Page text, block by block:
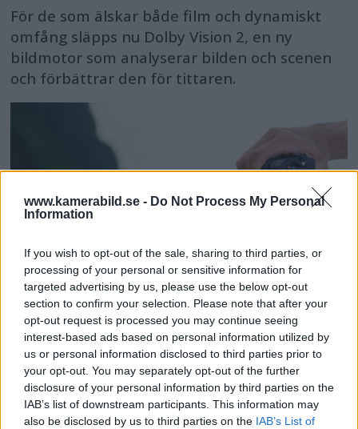
www.kamerabild.se - Do Not Process My Personal
Information
If you wish to opt-out of the sale, sharing to third parties, or
processing of your personal or sensitive information for
targeted advertising by us, please use the below opt-out
section to confirm your selection. Please note that after your
opt-out request is processed you may continue seeing
interest-based ads based on personal information utilized by
us or personal information disclosed to third parties prior to
your opt-out. You may separately opt-out of the further
disclosure of your personal information by third parties on the
IAB’s list of downstream participants. This information may
also be disclosed by us to third parties on the IAB’s List of
För de som älskar både film och dynamiskt
omfång släpps nu Dolby Vision 2, en ny
bildmotor som analyserar bilden och scenen
och förbättrar den för tittaren.
OM System lanserar
gratislån av kameror &
objektiv i Sverige